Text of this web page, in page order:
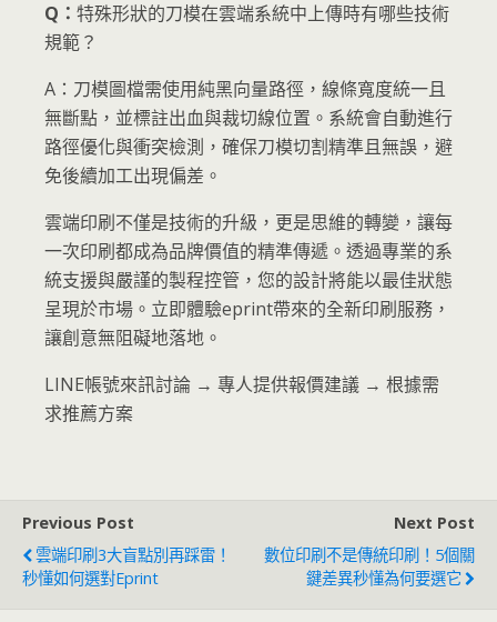
Q： 特殊形狀的刀模在雲端系統中上傳時有哪些技術
規範？
A：刀模圖檔需使用純黑向量路徑，線條寬度統一且
無斷點，並標註出血與裁切線位置。系統會自動進行
路徑優化與衝突檢測，確保刀模切割精準且無誤，避
免後續加工出現偏差。
雲端印刷不僅是技術的升級，更是思維的轉變，讓每
一次印刷都成為品牌價值的精準傳遞。透過專業的系
統支援與嚴謹的製程控管，您的設計將能以最佳狀態
呈現於市場。立即體驗eprint帶來的全新印刷服務，
讓創意無阻礙地落地。
LINE帳號來訊討論 → 專人提供報價建議 → 根據需
求推薦方案
Previous Post
雲端印刷3大盲點別再踩雷！
秒懂如何選對eprint
Next Post
數位印刷不是傳統印刷！5個關
鍵差異秒懂為何要選它